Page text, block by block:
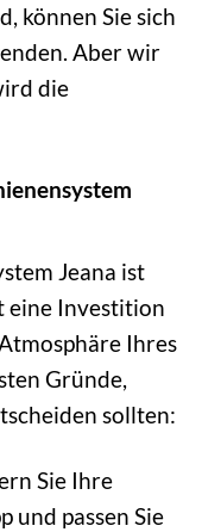
können Sie sich
Aber wir
die
Jeana ist
eine Investition
Ihres
Gründe,
sollten:
Sie Ihre
und passen Sie